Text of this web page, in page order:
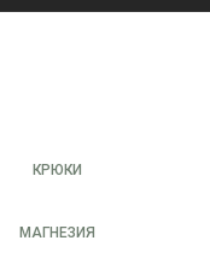
КРЮКИ
МАГНЕЗИЯ